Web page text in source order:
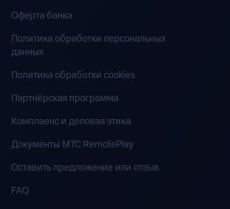
Оферта банка
Политика обработки персональных
данных
Политика обработки cookies
Партнёрская программа
Комплаенс и деловая этика
Документы MTC RemotePlay
Оставить предложение или отзыв
FAQ